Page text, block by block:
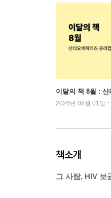
이달의 책 8월 : 산
2026년 08월 01일
책소개
그 사람, HIV 보